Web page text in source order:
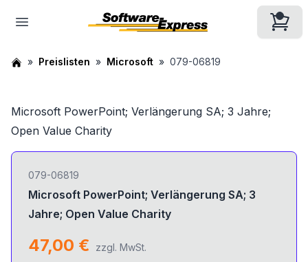
Preislisten Microsoft 079-06819
Microsoft PowerPoint; Verlängerung SA; 3 Jahre;
Open Value Charity
079-06819
Microsoft PowerPoint; Verlängerung SA; 3
Jahre; Open Value Charity
47,00 € zzgl. MwSt.